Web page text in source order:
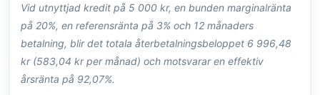
Vid utnyttjad kredit på 5 000 kr, en bunden marginalränta
på 20%, en referensränta på 3% och 12 månaders
betalning, blir det totala återbetalningsbeloppet 6 996,48
kr (583,04 kr per månad) och motsvarar en effektiv
årsränta på 92,07%.